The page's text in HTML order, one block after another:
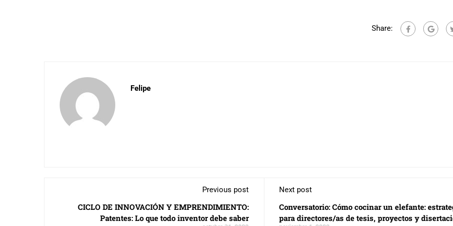
Share:
Felipe
Previous post
CICLO DE INNOVACIÓN Y EMPRENDIMIENTO:
Patentes: Lo que todo inventor debe saber
Next post
Conversatorio: Cómo cocinar un elefante:
para directores/as de tesis, proyectos y